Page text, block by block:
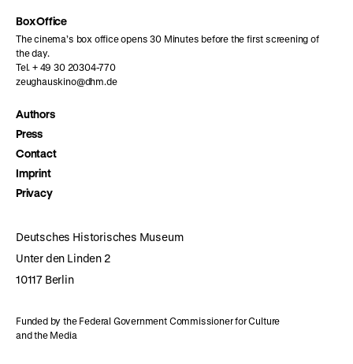
Box Office
The cinema’s box office opens 30 Minutes before the first screening of
the day.
Tel. + 49 30 20304-770
zeughauskino@dhm.de
Authors
Press
Contact
Imprint
Privacy
Deutsches Historisches Museum
Unter den Linden 2
10117 Berlin
Funded by the Federal Government Commissioner for Culture
and the Media